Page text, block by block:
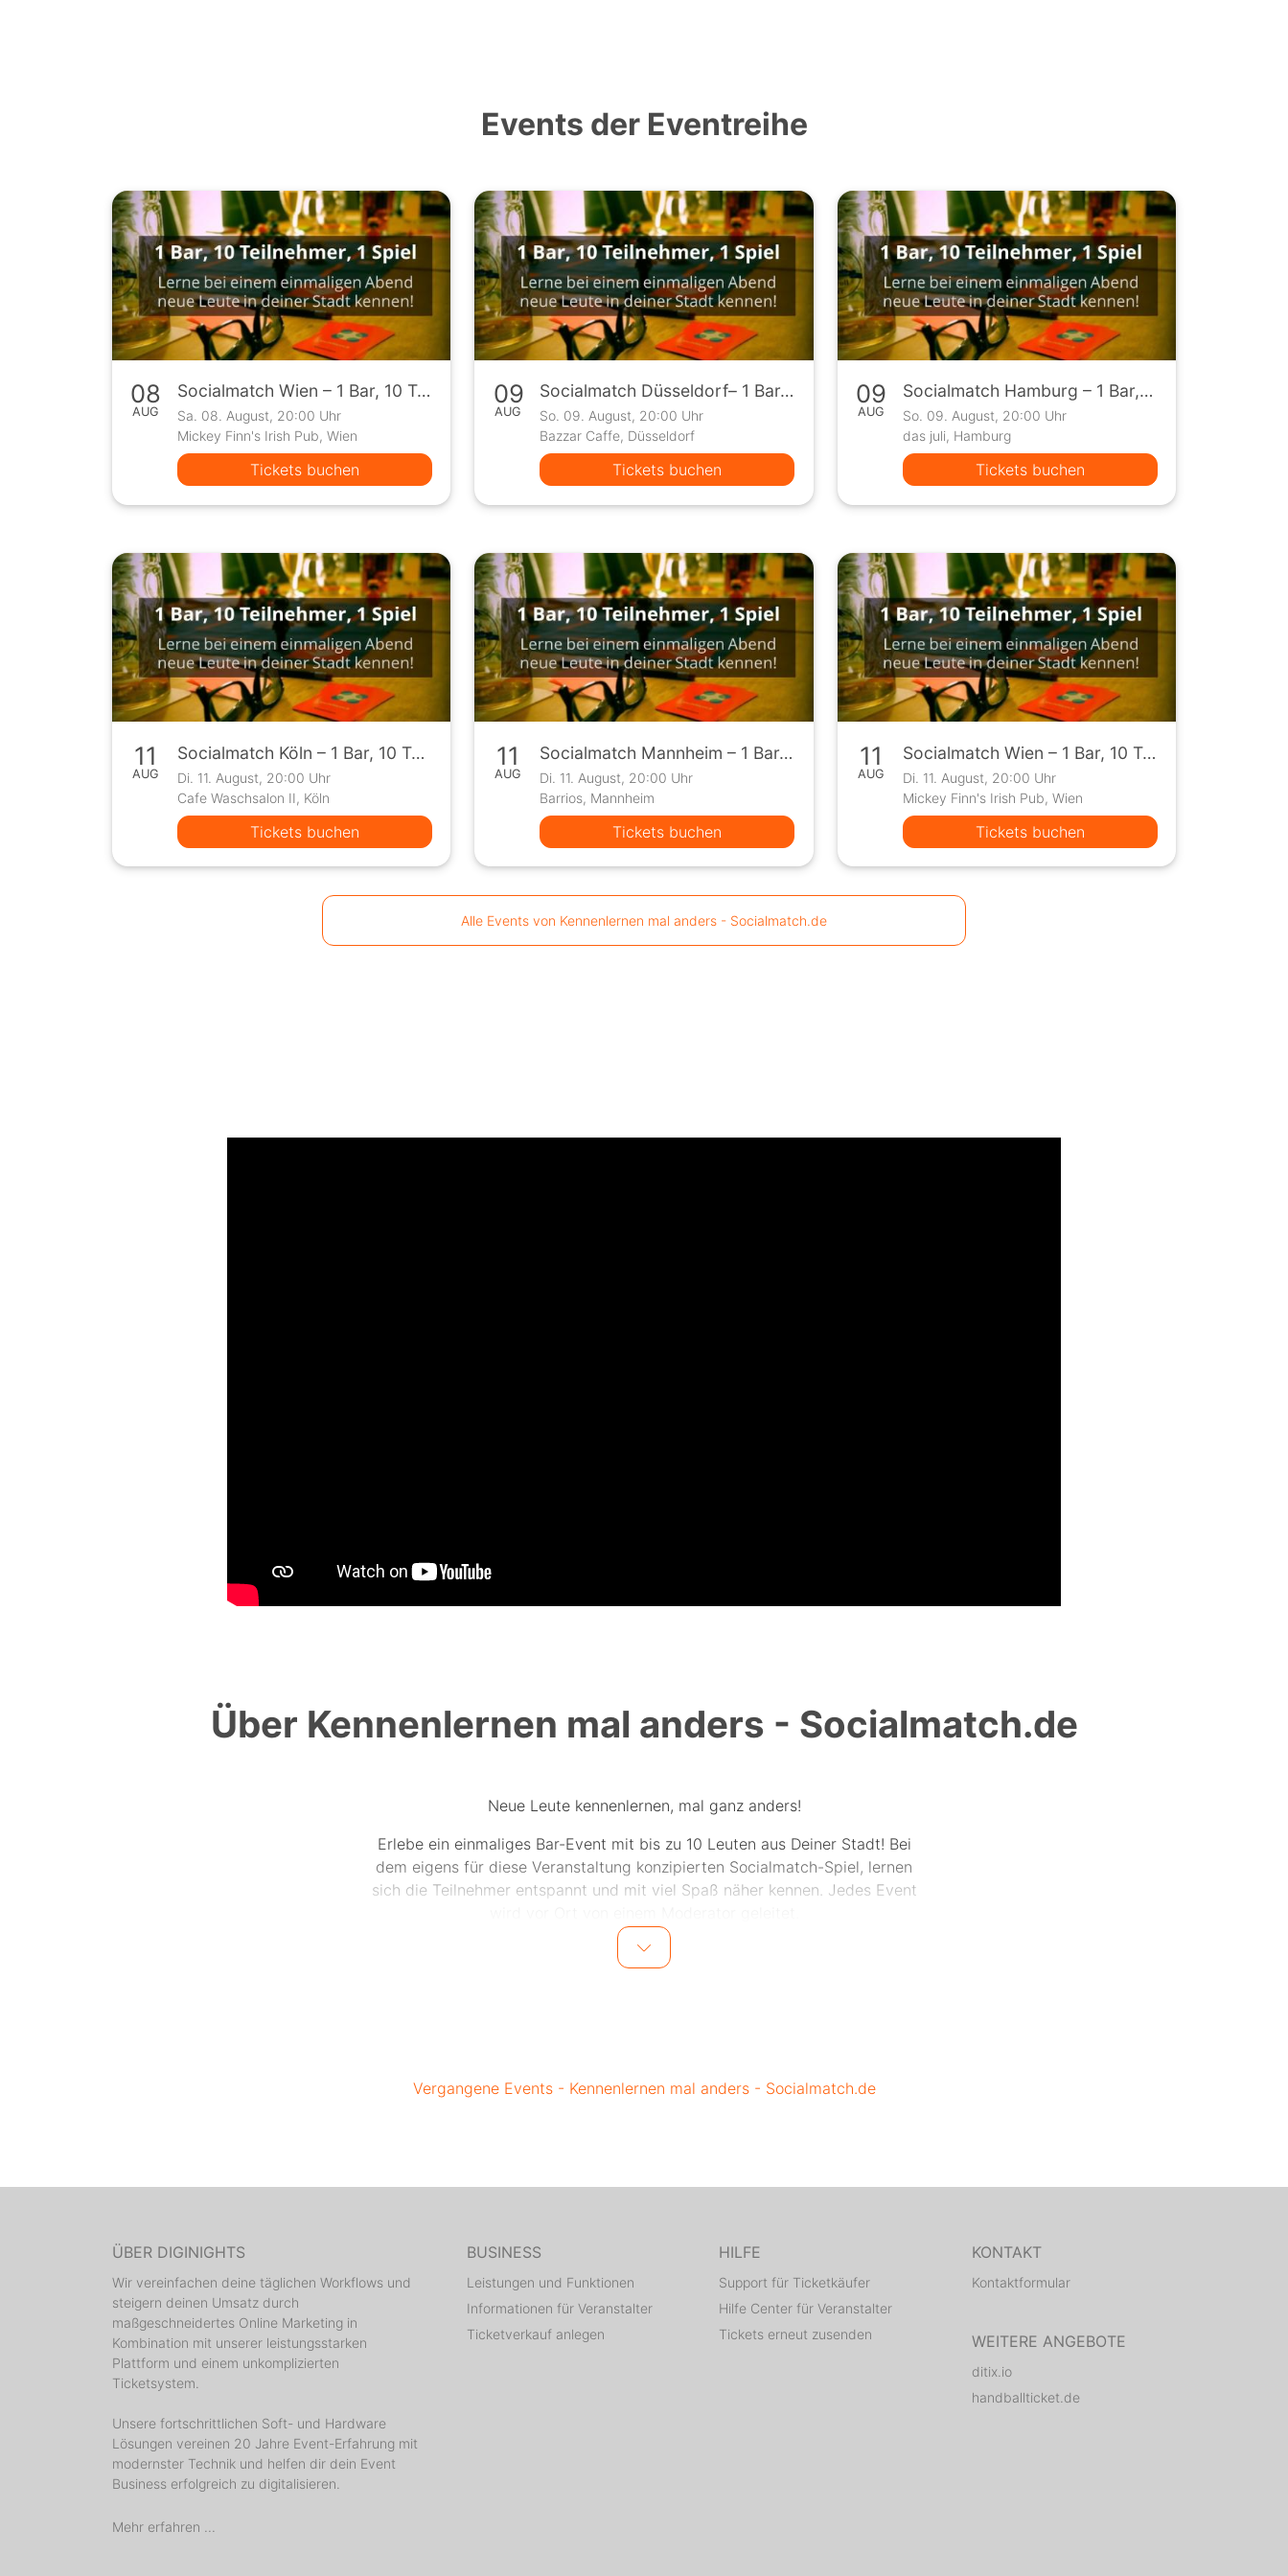
Events der Eventreihe
08
AUG
Socialmatch Wien – 1 Bar, 10 Teilnehmer, 1 Spiel
Sa. 08. August, 20:00 Uhr
Mickey Finn's Irish Pub, Wien
Tickets buchen
09
AUG
Socialmatch Düsseldorf– 1 Bar, 10 Teilnehmer, 1 Spiel
So. 09. August, 20:00 Uhr
Bazzar Caffe, Düsseldorf
Tickets buchen
09
AUG
Socialmatch Hamburg – 1 Bar, 10 Teilnehmer, 1 Spiel
So. 09. August, 20:00 Uhr
das juli, Hamburg
Tickets buchen
11
AUG
Socialmatch Köln – 1 Bar, 10 Teilnehmer, 1 Spiel
Di. 11. August, 20:00 Uhr
Cafe Waschsalon II, Köln
Tickets buchen
11
AUG
Socialmatch Mannheim – 1 Bar, 10 Teilnehmer, 1 Spiel
Di. 11. August, 20:00 Uhr
Barrios, Mannheim
Tickets buchen
11
AUG
Socialmatch Wien – 1 Bar, 10 Teilnehmer, 1 Spiel
Di. 11. August, 20:00 Uhr
Mickey Finn's Irish Pub, Wien
Tickets buchen
Alle Events von Kennenlernen mal anders - Socialmatch.de
Über Kennenlernen mal anders - Socialmatch.de
Neue Leute kennenlernen, mal ganz anders!
Erlebe ein einmaliges Bar-Event mit bis zu 10 Leuten aus Deiner Stadt! Bei
dem eigens für diese Veranstaltung konzipierten Socialmatch-Spiel, lernen
sich die Teilnehmer entspannt und mit viel Spaß näher kennen. Jedes Event
Wir achten auf ein ausgeglichenes Geschlechterverhältnis.
Lerne jetzt andere Leute aus Deiner Altersgruppe in Deiner Stadt kennen
Vergangene Events - Kennenlernen mal anders - Socialmatch.de
ÜBER DIGINIGHTS
Wir vereinfachen deine täglichen Workflows und
steigern deinen Umsatz durch
maßgeschneidertes Online Marketing in
Kombination mit unserer leistungsstarken
Plattform und einem unkomplizierten
Ticketsystem.
Unsere fortschrittlichen Soft- und Hardware
Lösungen vereinen 20 Jahre Event-Erfahrung mit
modernster Technik und helfen dir dein Event
Business erfolgreich zu digitalisieren.
Mehr erfahren ...
BUSINESS
Leistungen und Funktionen
Informationen für Veranstalter
Ticketverkauf anlegen
HILFE
Support für Ticketkäufer
Hilfe Center für Veranstalter
Tickets erneut zusenden
KONTAKT
Kontaktformular
WEITERE ANGEBOTE
ditix.io
handballticket.de